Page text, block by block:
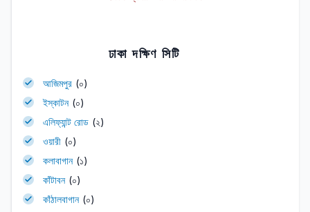
ঢাকা দক্ষিণ সিটি
আজিমপুর (০)
ইস্কাটন (০)
এলিফ্যান্ট রোড (২)
ওয়ারী (০)
কলাবাগান (১)
কাঁটাবন (০)
কাঁঠালবাগান (০)